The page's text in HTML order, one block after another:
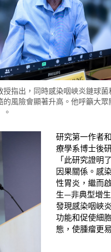
授指出，同時感染咽峽炎鏈球
的風險會顯著升高。他呼籲大
。
研究第一作者
療學系博士後
「此研究證明
因果關係。感
性胃炎，繼而
生—非典型增
發現感染咽峽
功能和促使細
態，使腫瘤更